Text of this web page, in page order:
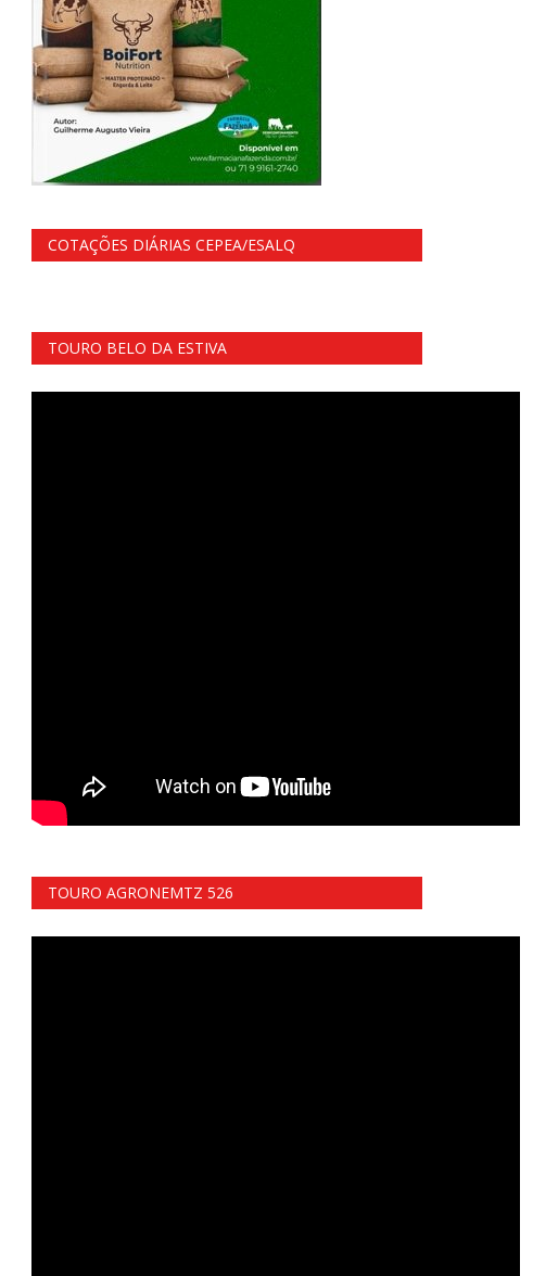
COTAÇÕES DIÁRIAS CEPEA/ESALQ
TOURO BELO DA ESTIVA
TOURO AGRONEMTZ 526